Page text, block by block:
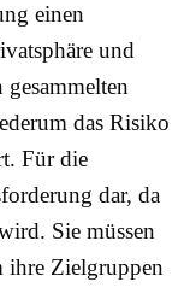
einen
und
das Risiko
Für die
dar, da
Sie müssen
ihre Zielgruppen